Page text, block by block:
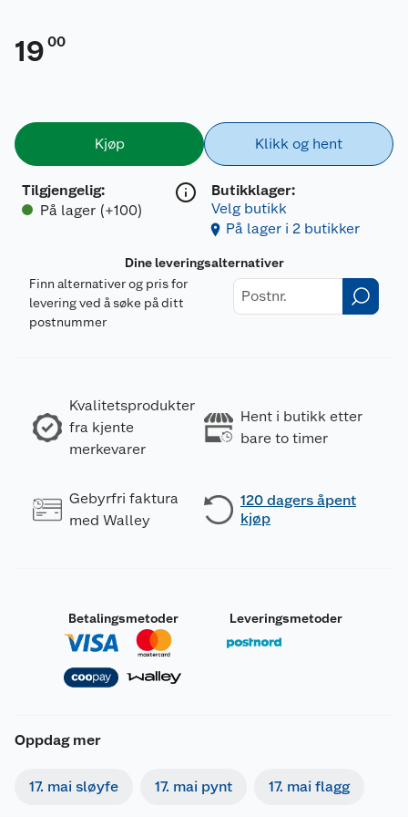
19 00
Kjøp
Tilgjengelig:
På lager (+100)
Klikk og hent
Butikklager:
Velg butikk
På lager i 2 butikker
Dine leveringsalternativer
Finn alternativer og pris for
levering ved å søke på ditt
postnummer
Kvalitetsprodukter
fra kjente
merkevarer
Hent i butikk etter
bare to timer
Gebyrfri faktura
med Walley
120 dagers åpent
kjøp
Betalingsmetoder Leveringsmetoder
Oppdag mer
17. mai sløyfe 17. mai pynt 17. mai flagg